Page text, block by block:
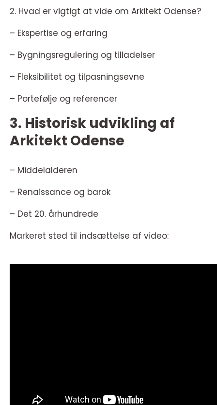
2. Hvad er vigtigt at vide om Arkitekt Odense?
– Ekspertise og erfaring
– Bygningsregulering og tilladelser
– Fleksibilitet og tilpasningsevne
– Portefølje og referencer
3. Historisk udvikling af
Arkitekt Odense
– Middelalderen
– Renaissance og barok
– Det 20. århundrede
Markeret sted til indsættelse af video: